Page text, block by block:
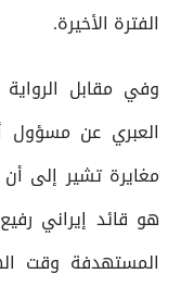
الفترة الأخيرة.
وفي مقابل الرواية
العبري عن مسؤول
مغايرة تشير إلى
هو قائد إيراني
المستهدفة وقت